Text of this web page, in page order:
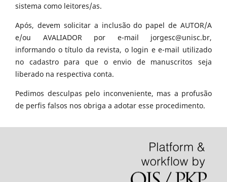
sistema como leitores/as.
Após, devem solicitar a inclusão do papel de AUTOR/A
e/ou AVALIADOR por e-mail jorgesc@unisc.br,
informando o título da revista, o login e e-mail utilizado
no cadastro para que o envio de manuscritos seja
liberado na respectiva conta.
Pedimos desculpas pelo inconveniente, mas a profusão
de perfis falsos nos obriga a adotar esse procedimento.